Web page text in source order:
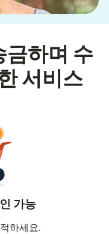
금하며 수
서비스
가능
하세요.